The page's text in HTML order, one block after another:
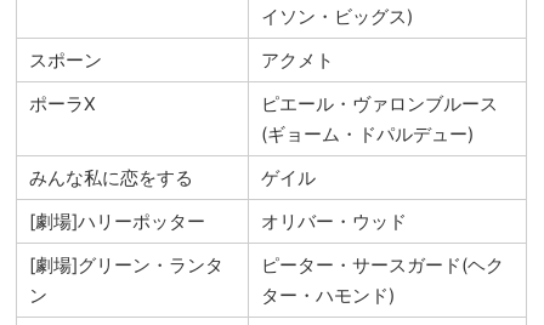
イソン・ビッグス)
スポーン
アクメト
ポーラX
ピエール・ヴァロンブルース
(ギョーム・ドパルデュー)
みんな私に恋をする
ゲイル
[劇場]ハリーポッター
オリバー・ウッド
[劇場]グリーン・ランタ
ン
ピーター・サースガード(ヘク
ター・ハモンド)